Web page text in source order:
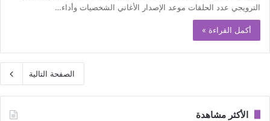
الترويجي عدد الحلقات موعد الإصدار الأغاني الشخصيات وأداء…
أكمل القراءة »
الصفحة التالية
الأكثر مشاهدة